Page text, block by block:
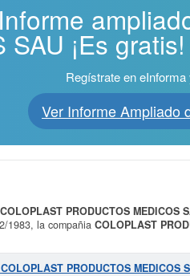
SAU ¡Es gratis!
Regístrate en
Ver Informe Ampliado
PRODUCTOS MEDICOS
1983, la compañia COLOPLAST
EXPORTACION, VENTA Y
RELACIONADOS.. Su categoría
Sistema Internacional de
PRODUCTOS MEDICOS